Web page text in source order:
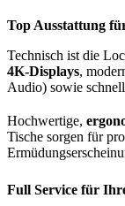
Top Ausstattung
Technisch ist die
4K-Displays,
Audio) sowie
Hochwertige,
Tische sorgen für
Full Service für